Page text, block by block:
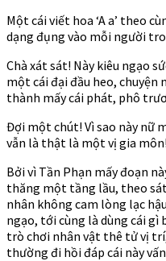
Một cái viết hoa ‘A a’ theo
dạng đụng vào mỗi người
Chà xát sát! Này kiêu ngạo
một cái đại đầu heo,
thành mấy cái phát, phô
Đợi một chút! Vì sao này nữ
vẫn là thật là một vị gia
Bởi vì Tần Phạn mấy đoạn
thăng một tầng lầu, theo
nhân không cam lòng lạc
ngạo, tới cùng là dùng cái
trò chơi nhân vật thê tử vị
thường đi hồi đáp cái này